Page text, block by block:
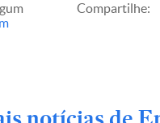
Compartilhe: